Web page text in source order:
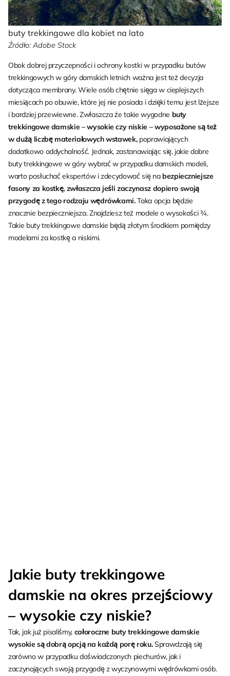
buty trekkingowe dla kobiet na lato
Źródło: Adobe Stock
Obok dobrej przyczepności i ochrony kostki w przypadku butów
trekkingowych w góry damskich letnich ważna jest też decyzja
dotycząca membrany. Wiele osób chętnie sięga w cieplejszych
miesiącach po obuwie, które jej nie posiada i dzięki temu jest lżejsze
i bardziej przewiewne. Zwłaszcza że takie wygodne buty
trekkingowe damskie – wysokie czy niskie – wyposażone są też
w dużą liczbę materiałowych wstawek, poprawiających
dodatkowo oddychalność. Jednak, zastanawiając się, jakie dobre
buty trekkingowe w góry wybrać w przypadku damskich modeli,
warto posłuchać ekspertów i zdecydować się na bezpieczniejsze
fasony za kostkę, zwłaszcza jeśli zaczynasz dopiero swoją
przygodę z tego rodzaju wędrówkami.Taka opcja będzie
znacznie bezpieczniejsza. Znajdziesz też modele o wysokości ¾.
Takie buty trekkingowe damskie będą złotym środkiem pomiędzy
modelami za kostkę a niskimi.
Jakie buty trekkingowe
damskie na okres przejściowy
– wysokie czy niskie?
Tak, jak już pisaliśmy, całoroczne buty trekkingowe damskie
wysokie są dobrą opcją na każdą porę roku.Sprawdzają się
zarówno w przypadku doświadczonych piechurów, jak i
zaczynających swoją przygodę z wyczynowymi wędrówkami osób.